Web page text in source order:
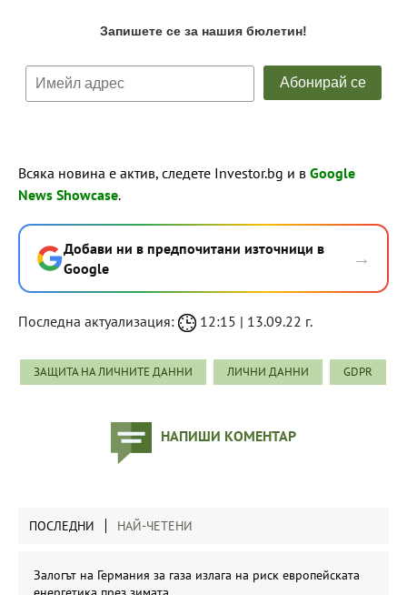
Всяка новина е актив, следете Investor.bg и в Google
News Showcase.
Добави ни в предпочитани източници в
Google
→
Последна актуализация: 12:15 | 13.09.22 г.
ЗАЩИТА НА ЛИЧНИТЕ ДАННИ ЛИЧНИ ДАННИ GDPR
НАПИШИ КОМЕНТАР
ПОСЛЕДНИ НАЙ-ЧЕТЕНИ
Залогът на Германия за газа излага на риск европейската